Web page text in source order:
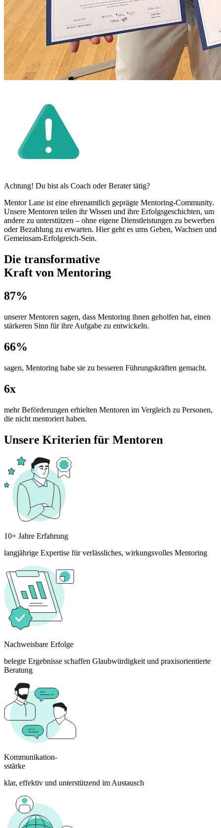
Achtung! Du bist als Coach oder Berater tätig?
Mentor Lane ist eine ehrenamtlich geprägte Mentoring-Community.
Unsere Mentoren teilen ihr Wissen und ihre Erfolgsgeschichten, um
andere zu unterstützen – ohne eigene Dienstleistungen zu bewerben
oder Bezahlung zu erwarten. Hier geht es ums Geben, Wachsen und
Gemeinsam-Erfolgreich-Sein.
Die transformative
Kraft von Mentoring
87%
unserer Mentoren sagen, dass Mentoring ihnen geholfen hat, einen
stärkeren Sinn für ihre Aufgabe zu entwickeln.
66%
sagen, Mentoring habe sie zu besseren Führungskräften gemacht.
6x
mehr Beförderungen erhielten Mentoren im Vergleich zu Personen,
die nicht mentoriert haben.
Unsere Kriterien für Mentoren
10+ Jahre Erfahrung
langjährige Expertise für verlässliches, wirkungsvolles Mentoring
Nachweisbare Erfolge
belegte Ergebnisse schaffen Glaubwürdigkeit und praxisorientierte
Beratung
Kommunikation-
sstärke
klar, effektiv und unterstützend im Austausch